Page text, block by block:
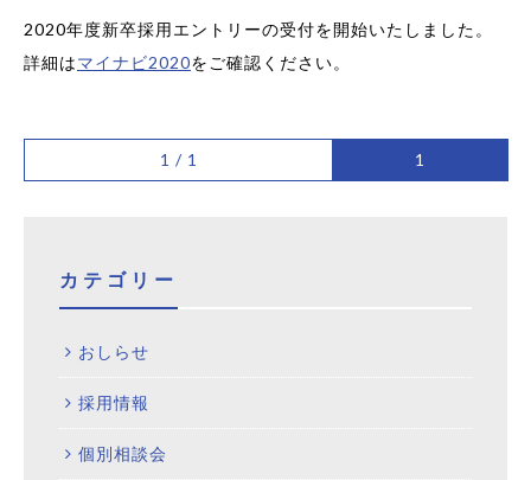
2020年度新卒採用エントリーの受付を開始いたしました。
詳細はマイナビ2020をご確認ください。
1 / 1 1
カテゴリー
おしらせ
採用情報
個別相談会